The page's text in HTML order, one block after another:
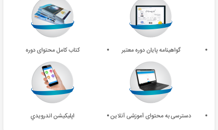
گواهینامه پایان دوره معتبر کتاب کامل محتوای دوره
دسترسی به محتوای آموزشی آنلاین اپليکيشن اندرويدي